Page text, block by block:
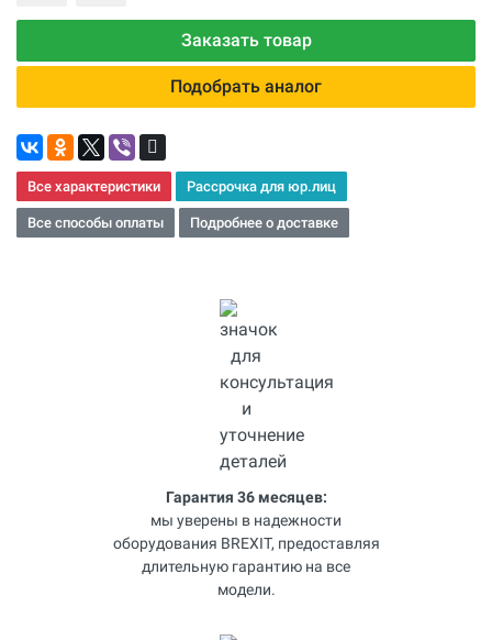
Заказать товар
Подобрать аналог
Все характеристики Рассрочка для юр.лиц
Все способы оплаты Подробнее о доставке
Гарантия 36 месяцев:
мы уверены в надежности
оборудования BREXIT, предоставляя
длительную гарантию на все
модели.